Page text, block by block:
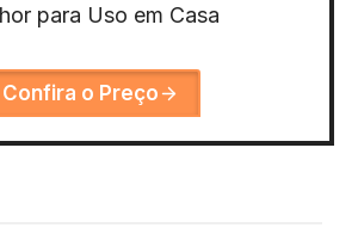
para Uso em Casa
Confira o Preço